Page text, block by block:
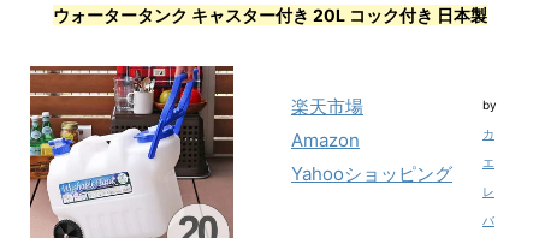
ウォータータンク キャスター付き 20L コック付き 日本製
楽天市場
Amazon
Yahooショッピング
by
カ
エ
レ
バ